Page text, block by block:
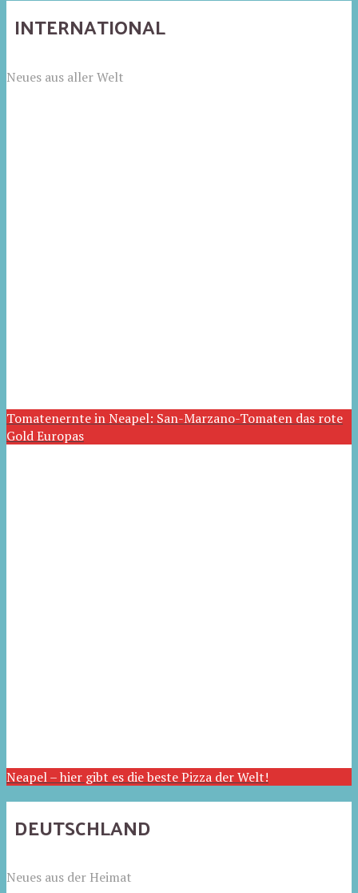
INTERNATIONAL
Neues aus aller Welt
Tomatenernte in Neapel: San-Marzano-Tomaten das rote
Gold Europas
Neapel – hier gibt es die beste Pizza der Welt!
DEUTSCHLAND
Neues aus der Heimat